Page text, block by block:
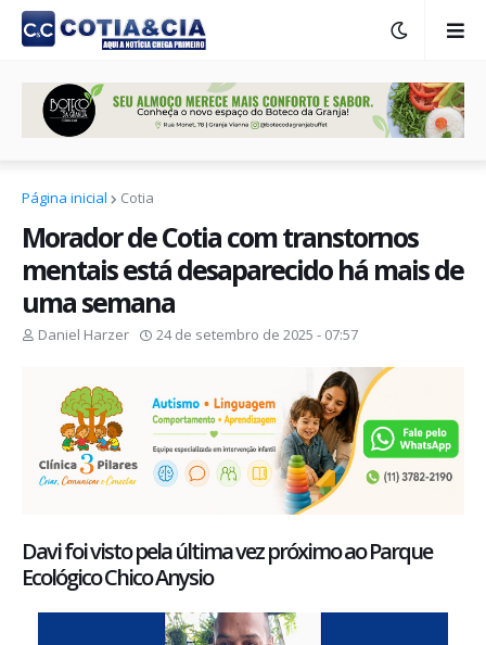
Página inicial Cotia
Morador de Cotia com transtornos
mentais está desaparecido há mais de
uma semana
Daniel Harzer 24 de setembro de 2025 - 07:57
Davi foi visto pela última vez próximo ao Parque
Ecológico Chico Anysio